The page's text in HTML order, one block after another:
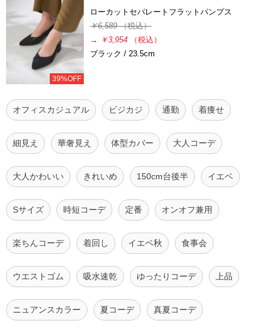
39%OFF
ローカットセパレートフラットパンプス
￥6,589（税込）
→
￥3,954
（税込）
ブラック / 23.5cm
オフィスカジュアル ビジカジ 通勤 着痩せ
細見え 華奢見え 体型カバー 大人コーデ
大人かわいい きれいめ 150cm台後半 イエベ
Sサイズ 時短コーデ 定番 オンオフ兼用
楽ちんコーデ 着回し イエベ秋 食事会
ウエストゴム 吸水速乾 ゆったりコーデ 上品
ニュアンスカラー 夏コーデ 真夏コーデ